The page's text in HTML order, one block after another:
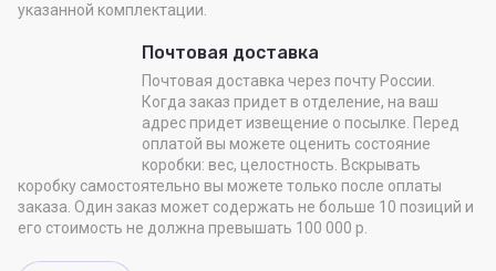
указанной комплектации.
Почтовая доставка
Почтовая доставка через почту России.
Когда заказ придет в отделение, на ваш
адрес придет извещение о посылке. Перед
оплатой вы можете оценить состояние
коробки: вес, целостность. Вскрывать
коробку самостоятельно вы можете только после оплаты
заказа. Один заказ может содержать не больше 10 позиций и
его стоимость не должна превышать 100 000 р.